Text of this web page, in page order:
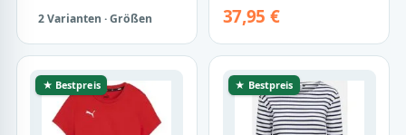
2 Varianten · Größen 37,95 €
★ Bestpreis ★ Bestpreis